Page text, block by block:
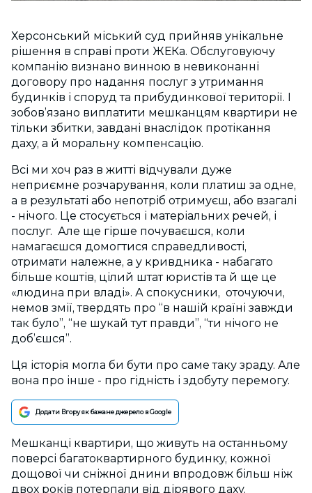
Херсонський міський суд прийняв унікальне
рішення в справі проти ЖЕКа. Обслуговуючу
компанію визнано винною в невиконанні
договору про надання послуг з утримання
будинків і споруд та прибудинкової території. І
зобов’язано виплатити мешканцям квартири не
тільки збитки, завдані внаслідок протікання
даху, а й моральну компенсацію.
Всі ми хоч раз в житті відчували дуже
неприємне розчарування, коли платиш за одне,
а в результаті або непотріб отримуєш, або взагалі
- нічого. Це стосується і матеріальних речей, і
послуг. Але ще гірше почуваєшся, коли
намагаєшся домогтися справедливості,
отримати належне, а у кривдника - набагато
більше коштів, цілий штат юристів та й ще це
«людина при владі». А спокусники, оточуючи,
немов змії, твердять про “в нашій країні завжди
так було”, “не шукай тут правди”, “ти нічого не
доб’єшся”.
Ця історія могла би бути про саме таку зраду. Але
вона про інше - про гідність і здобуту перемогу.
Додати Вгору як бажане джерело в Google
Мешканці квартири, що живуть на останньому
поверсі багатоквартирного будинку, кожної
дощової чи сніжної днини впродовж більш ніж
двох років потерпали від дірявого даху.